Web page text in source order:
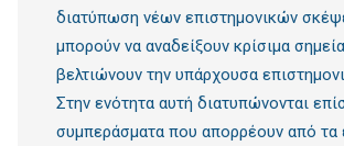
διατύπωση νέων επιστημονικών
μπορούν να αναδείξουν κρίσιμα
βελτιώνουν την υπάρχουσα
Στην ενότητα αυτή διατυπώνονται
συμπεράσματα που απορρέουν από τα